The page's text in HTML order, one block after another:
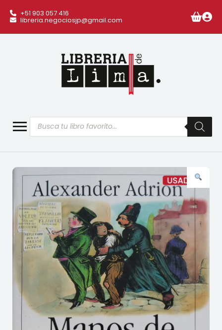
+51 903 057 416
libreria.negociosjp@gmail.com
Búsqueda
de
productos